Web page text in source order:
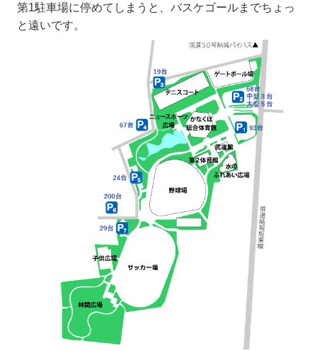
第1駐車場に停めてしまうと、バスケゴールまでちょっ
と遠いです。